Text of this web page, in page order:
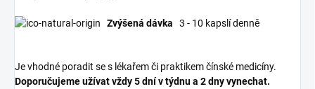
Zvýšená dávka 3 - 10 kapslí denně
Je vhodné poradit se s lékařem či praktikem čínské medicíny.
Doporučujeme užívat vždy 5 dní v týdnu a 2 dny vynechat.